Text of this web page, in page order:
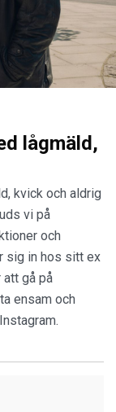
lågmäld,
kvick och aldrig
vi på
och
sig in hos sitt ex
att gå på
ensam och